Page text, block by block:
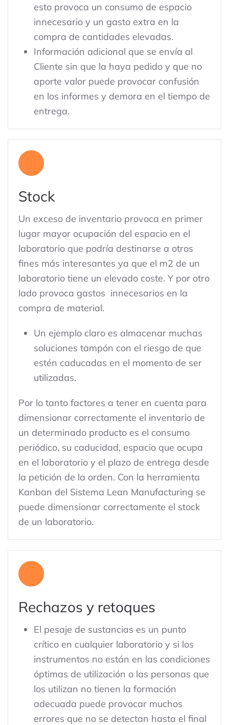
esto provoca un consumo de espacio
innecesario y un gasto extra en la
compra de cantidades elevadas.
Información adicional que se envía al
Cliente sin que la haya pedido y que no
aporte valor puede provocar confusión
en los informes y demora en el tiempo de
entrega.
Stock
Un exceso de inventario provoca en primer
lugar mayor ocupación del espacio en el
laboratorio que podría destinarse a otros
fines más interesantes ya que el m2 de un
laboratorio tiene un elevado coste. Y por otro
lado provoca gastos innecesarios en la
compra de material.
Un ejemplo claro es almacenar muchas
soluciones tampón con el riesgo de que
estén caducadas en el momento de ser
utilizadas.
Por lo tanto factores a tener en cuenta para
dimensionar correctamente el inventario de
un determinado producto es el consumo
periódico, su caducidad, espacio que ocupa
en el laboratorio y el plazo de entrega desde
la petición de la orden. Con la herramienta
Kanban del Sistema Lean Manufacturing se
puede dimensionar correctamente el stock
de un laboratorio.
Rechazos y retoques
El pesaje de sustancias es un punto
crítico en cualquier laboratorio y si los
instrumentos no están en las condiciones
óptimas de utilización o las personas que
los utilizan no tienen la formación
adecuada puede provocar muchos
errores que no se detectan hasta el final